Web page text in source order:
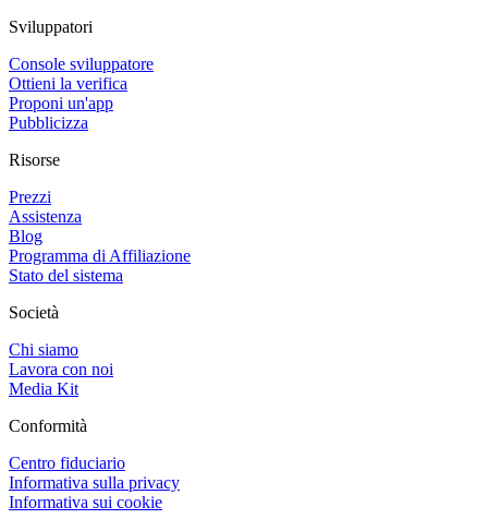
Sviluppatori
Console sviluppatore
Ottieni la verifica
Proponi un'app
Pubblicizza
Risorse
Prezzi
Assistenza
Blog
Programma di Affiliazione
Stato del sistema
Società
Chi siamo
Lavora con noi
Media Kit
Conformità
Centro fiduciario
Informativa sulla privacy
Informativa sui cookie